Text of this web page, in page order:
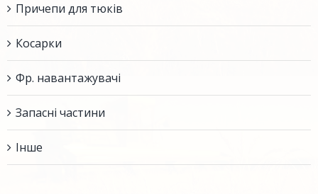
Причепи для тюків
Косарки
Фр. навантажувачі
Запасні частини
Інше